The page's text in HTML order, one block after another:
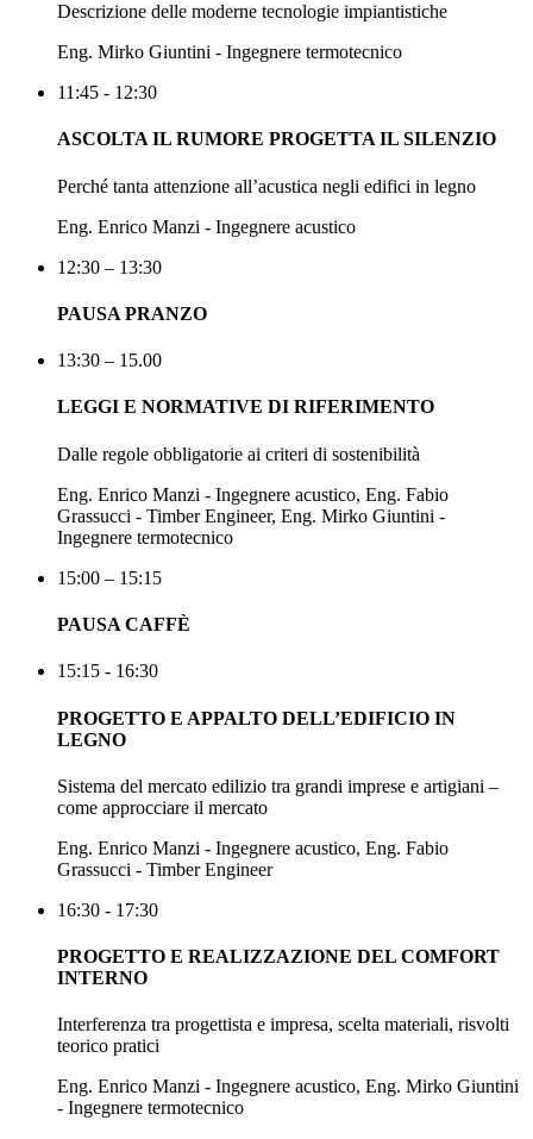
Descrizione delle moderne tecnologie impiantistiche
Eng. Mirko Giuntini - Ingegnere termotecnico
11:45 - 12:30
ASCOLTA IL RUMORE PROGETTA IL SILENZIO
Perché tanta attenzione all’acustica negli edifici in legno
Eng. Enrico Manzi - Ingegnere acustico
12:30 – 13:30
PAUSA PRANZO
13:30 – 15.00
LEGGI E NORMATIVE DI RIFERIMENTO
Dalle regole obbligatorie ai criteri di sostenibilità
Eng. Enrico Manzi - Ingegnere acustico, Eng. Fabio
Grassucci - Timber Engineer, Eng. Mirko Giuntini -
Ingegnere termotecnico
15:00 – 15:15
PAUSA CAFFÈ
15:15 - 16:30
PROGETTO E APPALTO DELL’EDIFICIO IN
LEGNO
Sistema del mercato edilizio tra grandi imprese e artigiani –
come approcciare il mercato
Eng. Enrico Manzi - Ingegnere acustico, Eng. Fabio
Grassucci - Timber Engineer
16:30 - 17:30
PROGETTO E REALIZZAZIONE DEL COMFORT
INTERNO
Interferenza tra progettista e impresa, scelta materiali, risvolti
teorico pratici
Eng. Enrico Manzi - Ingegnere acustico, Eng. Mirko Giuntini
- Ingegnere termotecnico